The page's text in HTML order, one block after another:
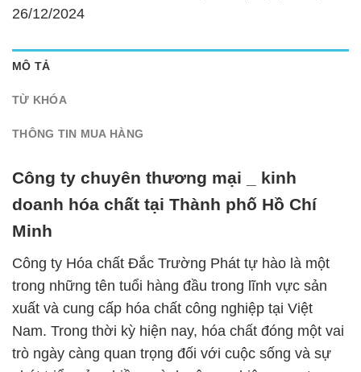
26/12/2024
MÔ TẢ
TỪ KHÓA
THÔNG TIN MUA HÀNG
Công ty chuyên thương mại _ kinh
doanh hóa chất tại Thành phố Hồ Chí
Minh
Công ty Hóa chất Đắc Trường Phát tự hào là một
trong những tên tuổi hàng đầu trong lĩnh vực sản
xuất và cung cấp hóa chất công nghiệp tại Việt
Nam. Trong thời kỳ hiện nay, hóa chất đóng một vai
trò ngày càng quan trọng đối với cuộc sống và sự